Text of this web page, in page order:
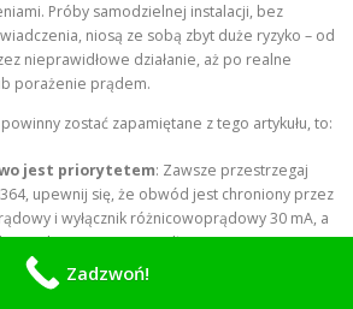
Próby samodzielnej instalacji, bez
niosą ze sobą zbyt duże ryzyko – od
nieprawidłowe działanie, aż po realne
porażenie prądem.
zostać zapamiętane z tego artykułu, to:
jest priorytetem: Zawsze przestrzegaj
upewnij się, że obwód jest chroniony przez
i wyłącznik różnicowoprądowy 30 mA, a
elementy są prawidłowo uziemione i
Zadzwoń!